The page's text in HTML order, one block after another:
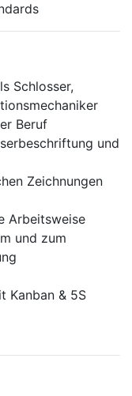
Schlosser,
Beruf
und
Zeichnungen
Arbeitsweise
und zum
Kanban & 5S